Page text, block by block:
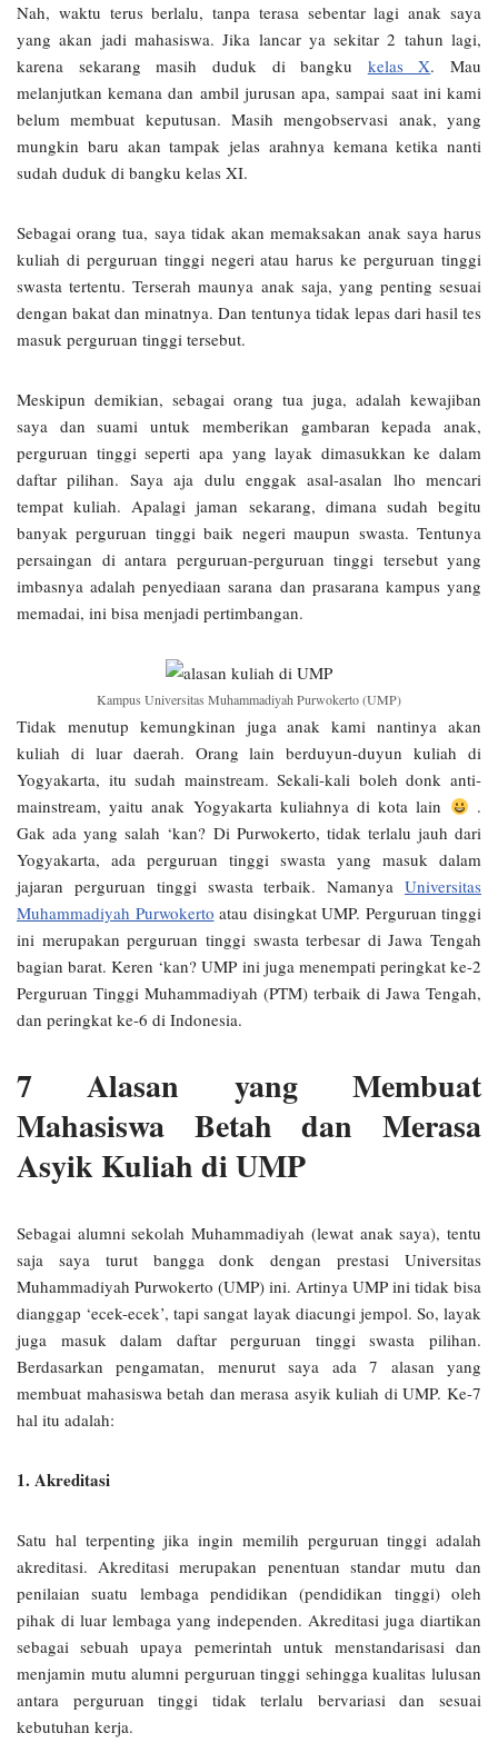
Nah, waktu terus berlalu, tanpa terasa sebentar lagi anak saya
yang akan jadi mahasiswa. Jika lancar ya sekitar 2 tahun lagi,
karena sekarang masih duduk di bangku kelas X. Mau
melanjutkan kemana dan ambil jurusan apa, sampai saat ini kami
belum membuat keputusan. Masih mengobservasi anak, yang
mungkin baru akan tampak jelas arahnya kemana ketika nanti
sudah duduk di bangku kelas XI.
Sebagai orang tua, saya tidak akan memaksakan anak saya harus
kuliah di perguruan tinggi negeri atau harus ke perguruan tinggi
swasta tertentu. Terserah maunya anak saja, yang penting sesuai
dengan bakat dan minatnya. Dan tentunya tidak lepas dari hasil tes
masuk perguruan tinggi tersebut.
Meskipun demikian, sebagai orang tua juga, adalah kewajiban
saya dan suami untuk memberikan gambaran kepada anak,
perguruan tinggi seperti apa yang layak dimasukkan ke dalam
daftar pilihan. Saya aja dulu enggak asal-asalan lho mencari
tempat kuliah. Apalagi jaman sekarang, dimana sudah begitu
banyak perguruan tinggi baik negeri maupun swasta. Tentunya
persaingan di antara perguruan-perguruan tinggi tersebut yang
imbasnya adalah penyediaan sarana dan prasarana kampus yang
memadai, ini bisa menjadi pertimbangan.
Kampus Universitas Muhammadiyah Purwokerto (UMP)
Tidak menutup kemungkinan juga anak kami nantinya akan
kuliah di luar daerah. Orang lain berduyun-duyun kuliah di
Yogyakarta, itu sudah mainstream. Sekali-kali boleh donk anti-
mainstream, yaitu anak Yogyakarta kuliahnya di kota lain
.
Gak ada yang salah ‘kan? Di Purwokerto, tidak terlalu jauh dari
Yogyakarta, ada perguruan tinggi swasta yang masuk dalam
jajaran perguruan tinggi swasta terbaik. Namanya Universitas
Muhammadiyah Purwokerto atau disingkat UMP. Perguruan tinggi
ini merupakan perguruan tinggi swasta terbesar di Jawa Tengah
bagian barat. Keren ‘kan? UMP ini juga menempati peringkat ke-2
Perguruan Tinggi Muhammadiyah (PTM) terbaik di Jawa Tengah,
dan peringkat ke-6 di Indonesia.
7 Alasan yang Membuat
Mahasiswa Betah dan Merasa
Asyik Kuliah di UMP
Sebagai alumni sekolah Muhammadiyah (lewat anak saya), tentu
saja saya turut bangga donk dengan prestasi Universitas
Muhammadiyah Purwokerto (UMP) ini. Artinya UMP ini tidak bisa
dianggap ‘ecek-ecek’, tapi sangat layak diacungi jempol. So, layak
juga masuk dalam daftar perguruan tinggi swasta pilihan.
Berdasarkan pengamatan, menurut saya ada 7 alasan yang
membuat mahasiswa betah dan merasa asyik kuliah di UMP. Ke-7
hal itu adalah:
1. Akreditasi
Satu hal terpenting jika ingin memilih perguruan tinggi adalah
akreditasi. Akreditasi merupakan penentuan standar mutu dan
penilaian suatu lembaga pendidikan (pendidikan tinggi) oleh
pihak di luar lembaga yang independen. Akreditasi juga diartikan
sebagai sebuah upaya pemerintah untuk menstandarisasi dan
menjamin mutu alumni perguruan tinggi sehingga kualitas lulusan
antara perguruan tinggi tidak terlalu bervariasi dan sesuai
kebutuhan kerja.